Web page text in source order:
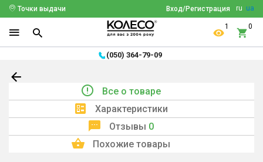
ru ua
Вход/Регистрация
Точки выдачи
1 0
(050) 364-79-09
Все о товаре
Характеристики
Отзывы 0
Похожие товары